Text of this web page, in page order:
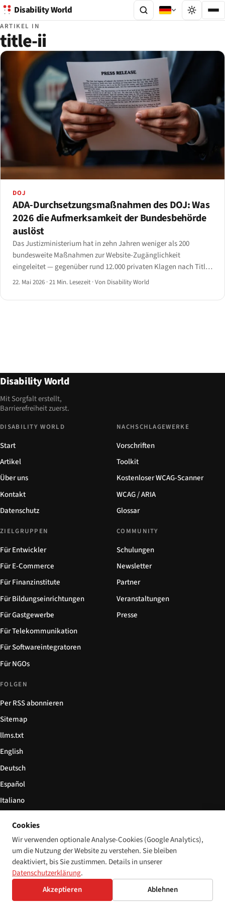
Disability World
ARTIKEL IN
title-ii
DOJ
ADA-Durchsetzungsmaßnahmen des DOJ: Was
2026 die Aufmerksamkeit der Bundesbehörde
auslöst
Das Justizministerium hat in zehn Jahren weniger als 200
bundesweite Maßnahmen zur Website-Zugänglichkeit
eingeleitet — gegenüber rund 12.000 privaten Klagen nach Title
III allein im Jahr 2024.
22. Mai 2026 ·21 Min. Lesezeit ·Von Disability World
Disability World
Mit Sorgfalt erstellt,
Barrierefreiheit zuerst.
DISABILITY WORLD
Start
Artikel
Über uns
Kontakt
Datenschutz
NACHSCHLAGEWERKE
Vorschriften
Toolkit
Kostenloser WCAG-Scanner
WCAG / ARIA
Glossar
ZIELGRUPPEN
Für Entwickler
Für E-Commerce
Für Finanzinstitute
Für Bildungseinrichtungen
Für Gastgewerbe
Für Telekommunikation
Für Softwareintegratoren
Für NGOs
COMMUNITY
Schulungen
Newsletter
Partner
Veranstaltungen
Presse
FOLGEN
Per RSS abonnieren
Sitemap
llms.txt
English
Deutsch
Español
Italiano
© 2026 Disability World. Alle Rechte vorbehalten. Cookie-Einstellungen
EnglishDeutschEspañol 简体中文Polski
Cookies
Wir verwenden optionale Analyse-Cookies (Google Analytics),
um die Nutzung der Website zu verstehen. Sie bleiben
deaktiviert, bis Sie zustimmen. Details in unserer
Datenschutzerklärung.
Akzeptieren
Ablehnen